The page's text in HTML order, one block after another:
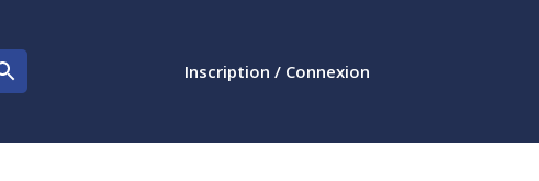
Inscription / Connexion